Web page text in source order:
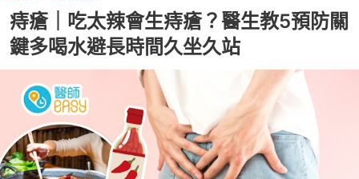
痔瘡｜吃太辣會生痔瘡？醫生教5預防關
鍵多喝水避長時間久坐久站